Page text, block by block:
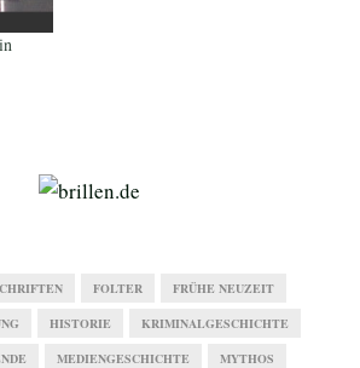
FOLTER FRÜHE NEUZEIT
HISTORIE KRIMINALGESCHICHTE
MEDIENGESCHICHTE MYTHOS